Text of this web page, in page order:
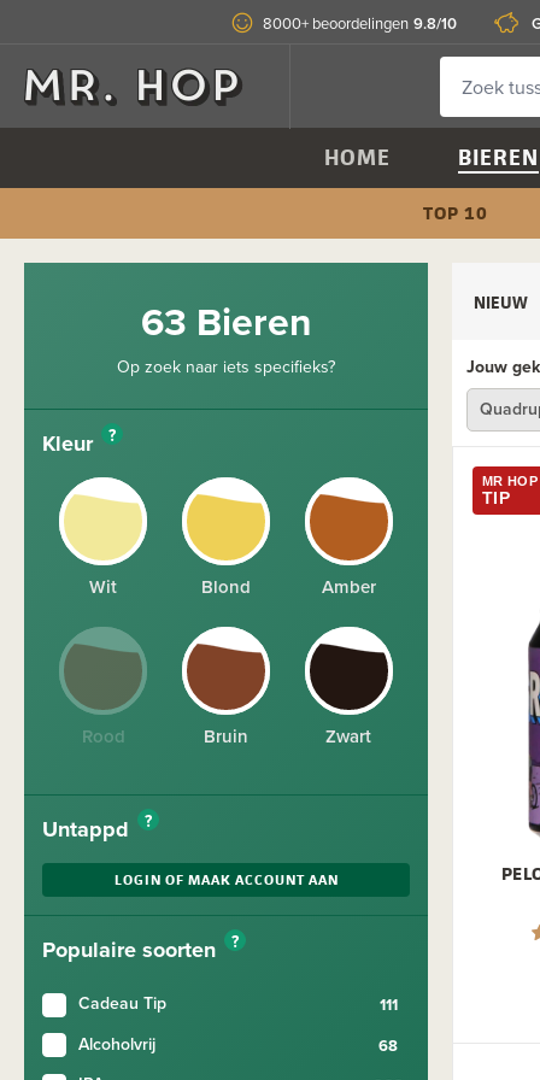
8000+ beoordelingen 9.8/10
HOME BIEREN
TOP 10
63 Bieren
Op zoek naar iets specifieks?
Kleur ?
Wit Blond Amber
Rood Bruin Zwart
Untappd ?
LOGIN OF MAAK ACCOUNT AAN
Populaire soorten ?
Cadeau Tip
Alcoholvrij
NIEUW
Jouw
MR HOP
TIP